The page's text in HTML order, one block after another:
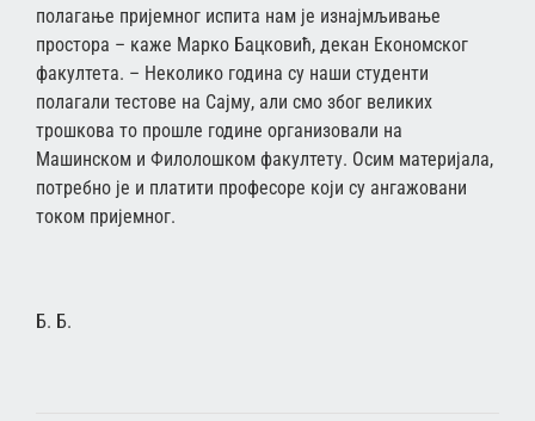
полагање пријемног испита нам је изнајмљивање
простора – каже Марко Бацковић, декан Економског
факултета. – Неколико година су наши студенти
полагали тестове на Сајму, али смо због великих
трошкова то прошле године организовали на
Машинском и Филолошком факултету. Осим материјала,
потребно је и платити професоре који су ангажовани
током пријемног.
Б. Б.